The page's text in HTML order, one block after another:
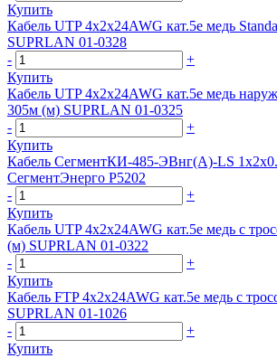
Купить
Кабель UTP 4х2х24AWG кат.5е медь
SUPRLAN 01-0328
-
+
Купить
Кабель UTP 4х2х24AWG кат.5е медь
305м (м) SUPRLAN 01-0325
-
+
Купить
Кабель СегментКИ-485-ЭВнг(А)-LS
СегментЭнерго Р5202
-
+
Купить
Кабель UTP 4х2х24AWG кат.5е медь с
(м) SUPRLAN 01-0322
-
+
Купить
Кабель FTP 4х2х24AWG кат.5е медь с
SUPRLAN 01-1026
-
+
Купить